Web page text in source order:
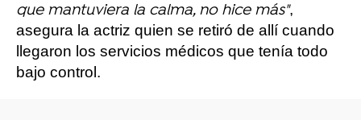
que mantuviera la calma, no hice más",
asegura la actriz quien se retiró de allí cuando
llegaron los servicios médicos que tenía todo
bajo control.